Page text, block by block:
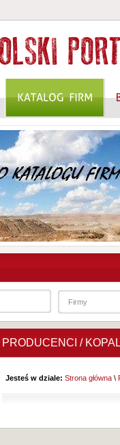
PRODUCENCI /
Jesteś w dziale: Strona główna \